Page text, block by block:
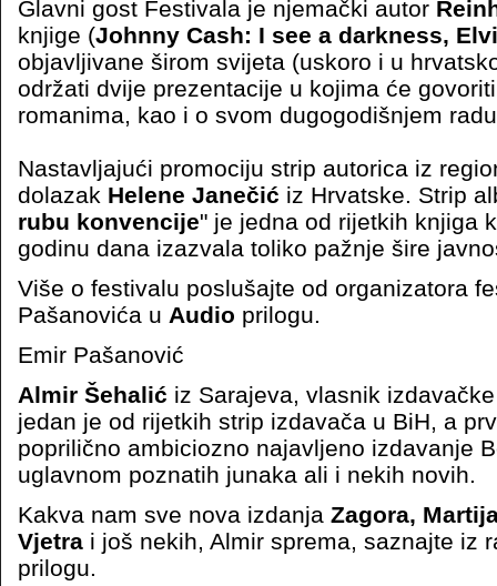
Glavni gost Festivala je njemački autor
knjige (Johnny Cash: I see a darkness,
objavljivane širom svijeta (uskoro i u
održati dvije prezentacije u kojima će
romanima, kao i o svom dugogodišnjem
Nastavljajući promociju strip autorica iz
dolazak Helene Janečić iz Hrvatske. Strip
rubu konvencije" je jedna od rijetkih knjiga
godinu dana izazvala toliko pažnje šire
Više o festivalu poslušajte od organizatora
Pašanovića u Audio prilogu.
Emir Pašanović
Almir Šehalić iz Sarajeva, vlasnik
jedan je od rijetkih strip izdavača u BiH, a
poprilično ambiciozno najavljeno izdavanje
uglavnom poznatih junaka ali i nekih novih.
Kakva nam sve nova izdanja Zagora,
Vjetra i još nekih, Almir sprema, saznajte iz
prilogu.